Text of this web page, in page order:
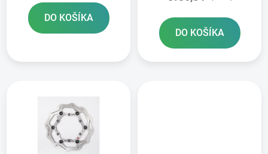
DO KOŠÍKA
DO KOŠÍKA